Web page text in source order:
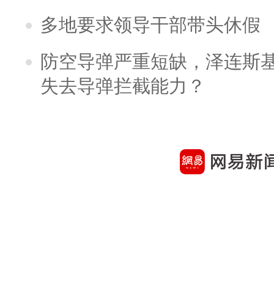
多地要求领导干部带头休假
防空导弹严重短缺，泽连斯
失去导弹拦截能力？